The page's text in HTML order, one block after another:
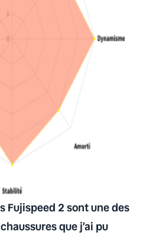
Fujispeed 2 sont une des
que j’ai pu